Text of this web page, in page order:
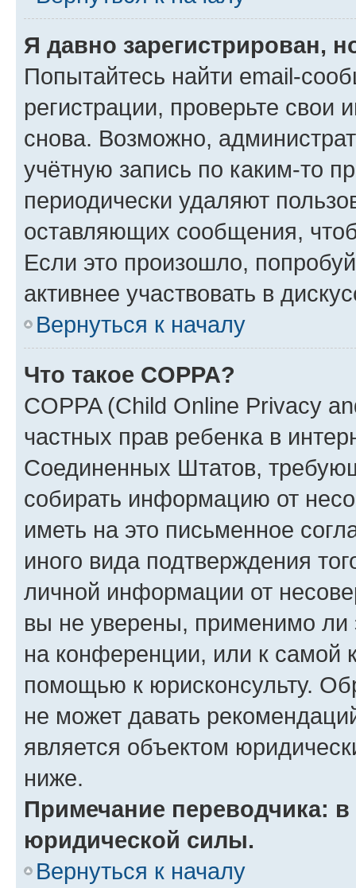
Я давно зарегистрирован,
Попытайтесь найти email-
регистрации, проверьте свои
снова. Возможно,
учётную запись по каким-то
периодически удаляют
оставляющих сообщения,
Если это произошло,
активнее участвовать в
Вернуться к началу
Что такое COPPA?
COPPA (Child Online Privacy
частных прав ребенка в
Соединенных Штатов,
собирать информацию от
иметь на это письменное
иного вида подтверждения
личной информации от
вы не уверены, применимо ли
на конференции, или к самой
помощью к юрисконсульту.
не может давать
является объектом
ниже.
Примечание переводчика:
юридической силы.
Вернуться к началу